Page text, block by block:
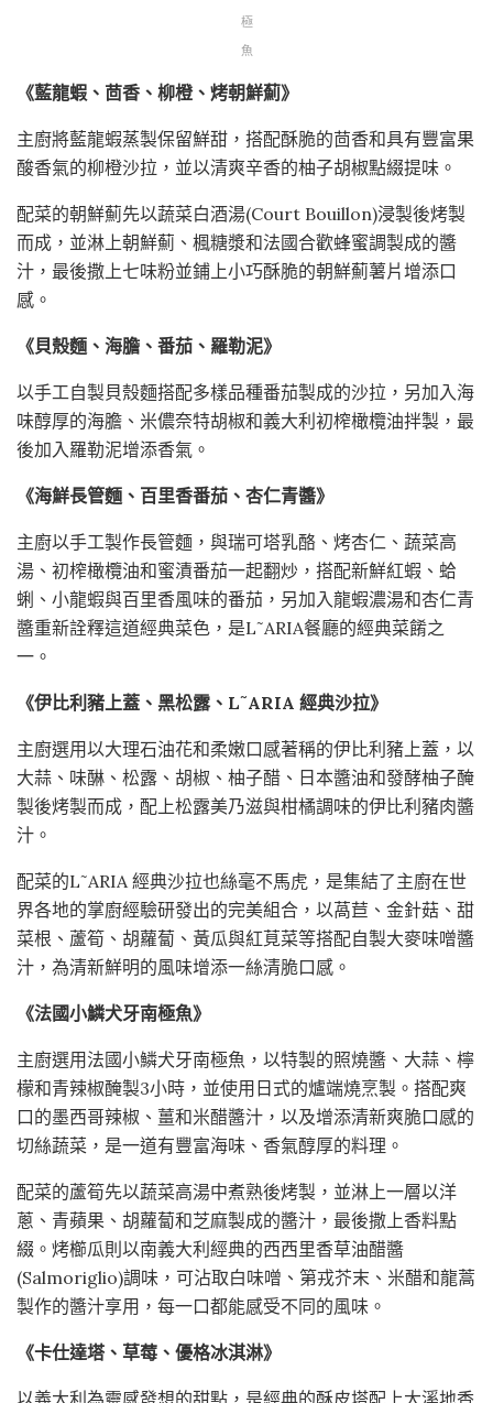
極
魚
《藍龍蝦、茴香、柳橙、烤朝鮮薊》
主廚將藍龍蝦蒸製保留鮮甜，搭配酥脆的茴香和具有豐富果
酸香氣的柳橙沙拉，並以清爽辛香的柚子胡椒點綴提味。
配菜的朝鮮薊先以蔬菜白酒湯(Court Bouillon)浸製後烤製
而成，並淋上朝鮮薊、楓糖漿和法國合歡蜂蜜調製成的醬
汁，最後撒上七味粉並鋪上小巧酥脆的朝鮮薊薯片增添口
感。
《貝殼麵、海膽、番茄、羅勒泥》
以手工自製貝殼麵搭配多樣品種番茄製成的沙拉，另加入海
味醇厚的海膽、米儂奈特胡椒和義大利初榨橄欖油拌製，最
後加入羅勒泥增添香氣。
《海鮮長管麵、百里香番茄、杏仁青醬》
主廚以手工製作長管麵，與瑞可塔乳酪、烤杏仁、蔬菜高
湯、初榨橄欖油和蜜漬番茄一起翻炒，搭配新鮮紅蝦、蛤
蜊、小龍蝦與百里香風味的番茄，另加入龍蝦濃湯和杏仁青
醬重新詮釋這道經典菜色，是L˜ARIA餐廳的經典菜餚之
一。
《伊比利豬上蓋、黑松露、L˜ARIA 經典沙拉》
主廚選用以大理石油花和柔嫩口感著稱的伊比利豬上蓋，以
大蒜、味醂、松露、胡椒、柚子醋、日本醬油和發酵柚子醃
製後烤製而成，配上松露美乃滋與柑橘調味的伊比利豬肉醬
汁。
配菜的L˜ARIA 經典沙拉也絲毫不馬虎，是集結了主廚在世
界各地的掌廚經驗研發出的完美組合，以萵苣、金針菇、甜
菜根、蘆筍、胡蘿蔔、黃瓜與紅莧菜等搭配自製大麥味噌醬
汁，為清新鮮明的風味增添一絲清脆口感。
《法國小鱗犬牙南極魚》
主廚選用法國小鱗犬牙南極魚，以特製的照燒醬、大蒜、檸
檬和青辣椒醃製3小時，並使用日式的爐端燒烹製。搭配爽
口的墨西哥辣椒、薑和米醋醬汁，以及增添清新爽脆口感的
切絲蔬菜，是一道有豐富海味、香氣醇厚的料理。
配菜的蘆筍先以蔬菜高湯中煮熟後烤製，並淋上一層以洋
蔥、青蘋果、胡蘿蔔和芝麻製成的醬汁，最後撒上香料點
綴。烤櫛瓜則以南義大利經典的西西里香草油醋醬
(Salmoriglio)調味，可沾取白味噌、第戎芥末、米醋和龍蒿
製作的醬汁享用，每一口都能感受不同的風味。
《卡仕達塔、草莓、優格冰淇淋》
以義大利為靈感發想的甜點，是經典的酥皮塔配上大溪地香